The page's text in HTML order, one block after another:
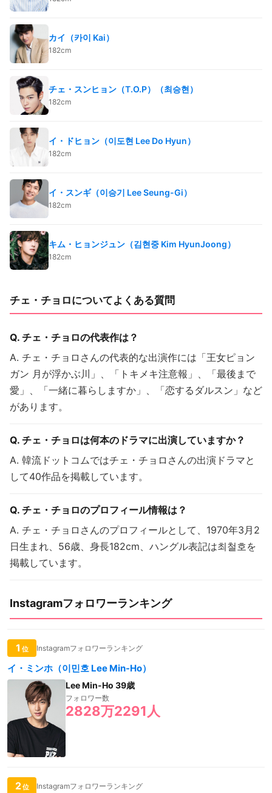
カイ（카이 Kai）
182cm
チェ・スンヒョン（T.O.P）（최승현）
182cm
イ・ドヒョン（이도현 Lee Do Hyun）
182cm
イ・スンギ（이승기 Lee Seung-Gi）
182cm
キム・ヒョンジュン（김현중 Kim HyunJoong）
182cm
チェ・チョロについてよくある質問
Q. チェ・チョロの代表作は？
A. チェ・チョロさんの代表的な出演作には「王女ピョン
ガン 月が浮かぶ川」、「トキメキ注意報」、「最後まで
愛」、「一緒に暮らしますか」、「恋するダルスン」など
があります。
Q. チェ・チョロは何本のドラマに出演していますか？
A. 韓流ドットコムではチェ・チョロさんの出演ドラマと
して40作品を掲載しています。
Q. チェ・チョロのプロフィール情報は？
A. チェ・チョロさんのプロフィールとして、1970年3月2
日生まれ、56歳、身長182cm、ハングル表記は최철호を
掲載しています。
Instagramフォロワーランキング
1 位 Instagramフォロワーランキング
イ・ミンホ（이민호 Lee Min-Ho）
Lee Min-Ho 39歳
フォロワー数
2828万2291人
2位 Instagramフォロワーランキング